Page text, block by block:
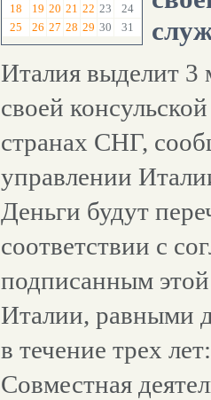
18
19 20 21 22 23
24
25
26 27 28 29 30 31
Италия выделит 3
своей
странах СНГ,
управлении
Деньги будут
соответствии с
подписанным
Италии, равными
в течение трех
Совместная